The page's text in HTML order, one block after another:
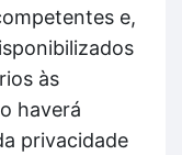
e,
às
haverá
privacidade